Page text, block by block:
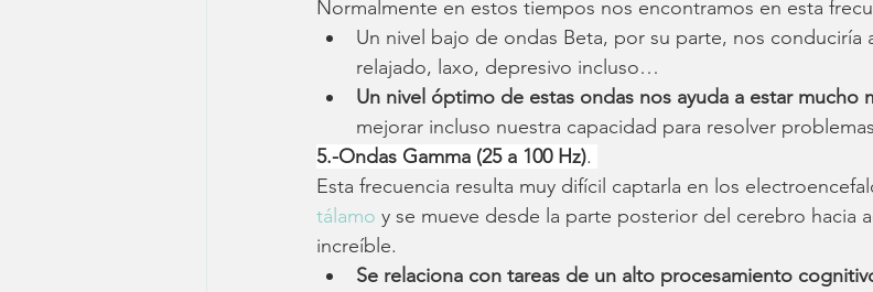
Normalmente en estos tiempos nos encontramos en esta
Un nivel bajo de ondas Beta, por su parte, nos conduciría
relajado, laxo, depresivo incluso…
Un nivel óptimo de estas ondas nos ayuda a estar mucho
mejorar incluso nuestra capacidad para resolver
5.-Ondas Gamma (25 a 100 Hz).
Esta frecuencia resulta muy difícil captarla en los
tálamo y se mueve desde la parte posterior del cerebro hacia
increíble.
Se relaciona con tareas de un alto procesamiento